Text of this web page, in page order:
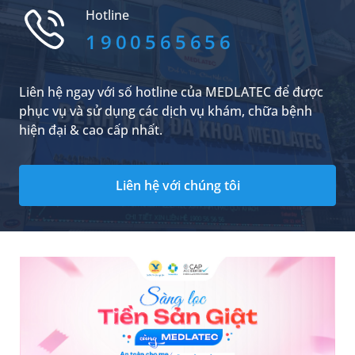
nhiều biến chứng liên quan. Vậy chỉ số axit uric
bao nhiêu thì phải uống thuốc? Có thể hạ chỉ
số này bằng cách nào? Bạn có thể tìm hiểu
thông tin liên quan qua nội dung được đề cập ở
bài viết sau đây.
Hotline
1900565656
Liên hệ ngay với số hotline của MEDLATEC để được
phục vụ và sử dụng các dịch vụ khám, chữa bệnh
hiện đại & cao cấp nhất.
Liên hệ với chúng tôi